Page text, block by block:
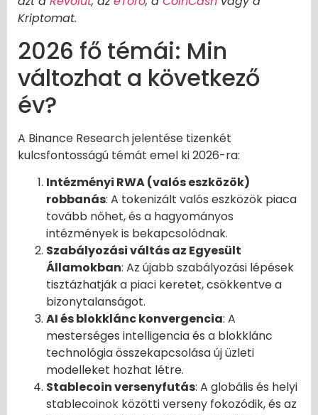
Kriptomat.
2026 fő témái: Min
változhat a következő
év?
A Binance Research jelentése tizenkét
kulcsfontosságú témát emel ki 2026-ra:
Intézményi RWA (valós eszközök)
robbanás: A tokenizált valós eszközök piaca
tovább nőhet, és a hagyományos
intézmények is bekapcsolódnak.
Szabályozási váltás az Egyesült
Államokban: Az újabb szabályozási lépések
tisztázhatják a piaci keretet, csökkentve a
bizonytalanságot.
AI és blokklánc konvergencia: A
mesterséges intelligencia és a blokklánc
technológia összekapcsolása új üzleti
modelleket hozhat létre.
Stablecoin versenyfutás: A globális és helyi
stablecoinok közötti verseny fokozódik, és az